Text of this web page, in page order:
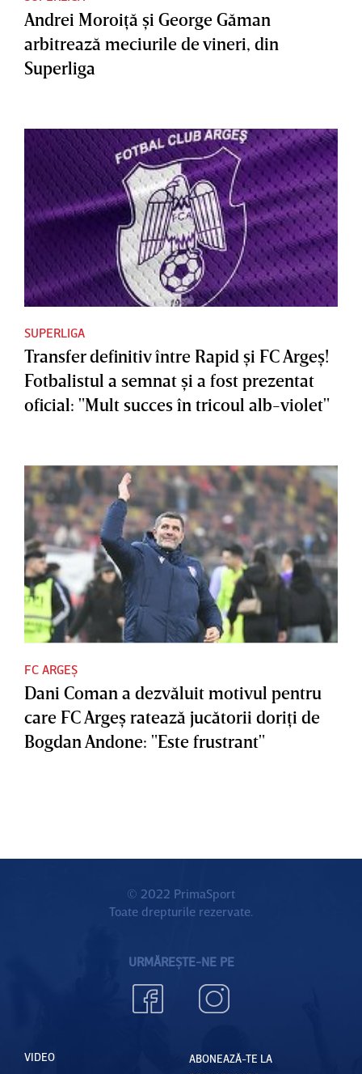
Andrei Moroiţă şi George Găman
arbitrează meciurile de vineri, din
Superliga
SUPERLIGA
Transfer definitiv între Rapid şi FC Argeş!
Fotbalistul a semnat şi a fost prezentat
oficial: "Mult succes în tricoul alb-violet"
FC ARGEȘ
Dani Coman a dezvăluit motivul pentru
care FC Argeş ratează jucătorii doriţi de
Bogdan Andone: "Este frustrant"
© 2022 PrimaSport
Toate drepturile rezervate.
URMĂREȘTE-NE PE
VIDEO
ABONEAZĂ-TE LA